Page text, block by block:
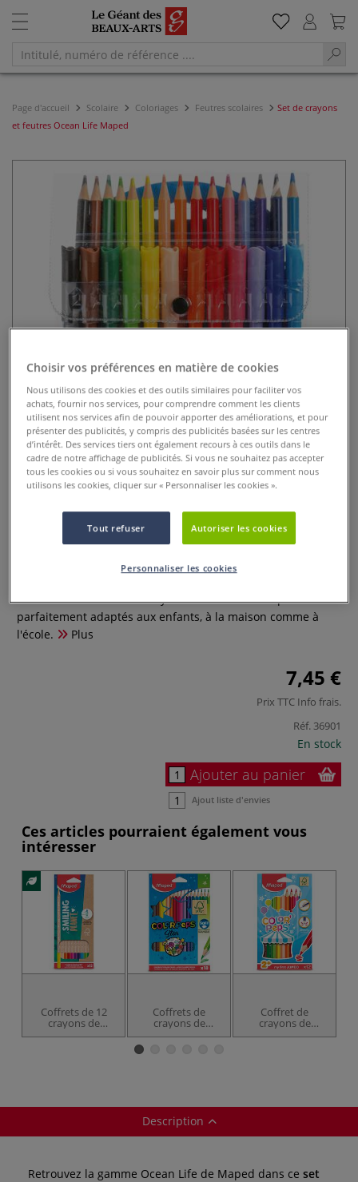
Page d'accueil Scolaire Coloriages Feutres scolaires
Set de crayons
et feutres Ocean Life Maped
Set de crayons et feutres Ocean
Life Maped
0 Commentaires
Un ensemble coloré de crayons et de feutres Maped
parfaitement adaptés aux enfants, à la maison comme à
l'école.
Plus
7,45 €
Prix TTC Info frais.
Réf. 36901
En stock
Ajouter au panier
Ajout liste d'envies
Ces articles pourraient également vous
intéresser
Coffrets de 12
crayons de
couleur Smilling
Coffrets de
crayons de
couleur Color
Peps Star Maped
Coffret de
crayons de
couleur Color
Description
Retrouvez la gamme Ocean Life de Maped dans ce set
Choisir vos préférences en matière de cookies
Nous utilisons des cookies et des outils similaires pour faciliter vos
achats, fournir nos services, pour comprendre comment les clients
utilisent nos services afin de pouvoir apporter des améliorations, et pour
présenter des publicités, y compris des publicités basées sur les centres
d’intérêt. Des services tiers ont également recours à ces outils dans le
cadre de notre affichage de publicités. Si vous ne souhaitez pas accepter
tous les cookies ou si vous souhaitez en savoir plus sur comment nous
utilisons les cookies, cliquer sur « Personnaliser les cookies ».
Tout refuser Autoriser les cookies
Personnaliser les cookies